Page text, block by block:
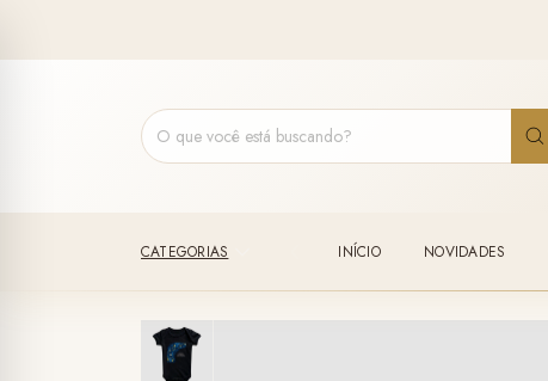
CATEGORIAS INÍCIO NOVIDADES